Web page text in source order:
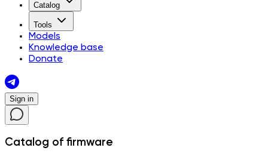
Catalog
Tools
Models
Knowledge base
Donate
Sign in
Catalog of firmware